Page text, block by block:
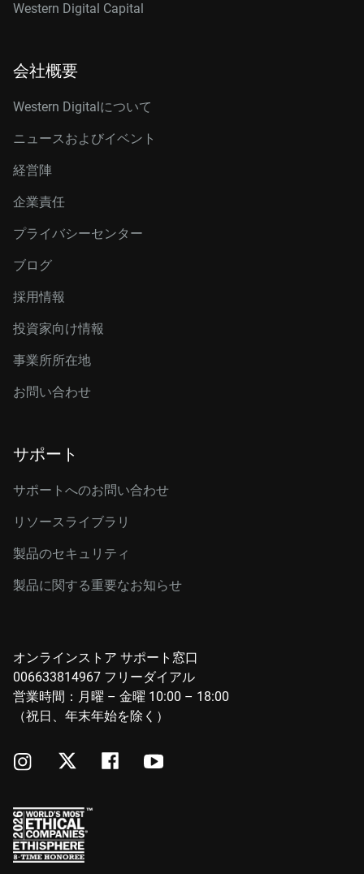
Western Digital Capital
会社概要
Western Digitalについて
ニュースおよびイベント
経営陣
企業責任
プライバシーセンター
ブログ
採用情報
投資家向け情報
事業所所在地
お問い合わせ
サポート
サポートへのお問い合わせ
リソースライブラリ
製品のセキュリティ
製品に関する重要なお知らせ
オンラインストア サポート窓口
006633814967 フリーダイアル
営業時間：月曜 – 金曜 10:00 – 18:00
（祝日、年末年始を除く）